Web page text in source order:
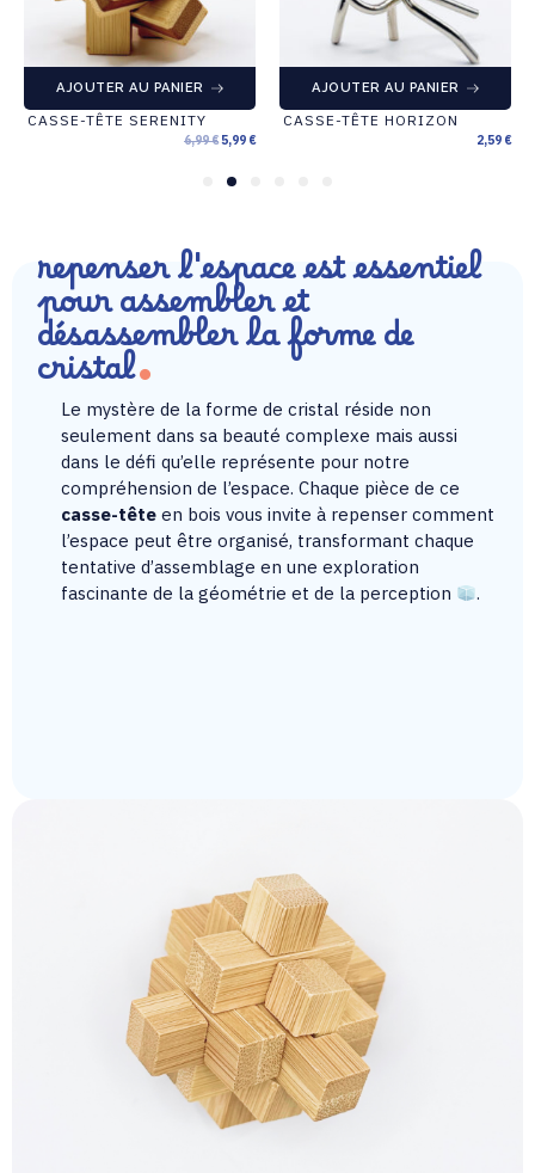
AJOUTER AU PANIER
CASSE-TÊTE SERENITY
6,99€5,99 €
AJOUTER AU PANIER
CASSE-TÊTE HORIZON
2,59 €
repenser l'espace est essentiel
pour assembler et
désassembler la forme de
cristal
Le mystère de la forme de cristal réside non
seulement dans sa beauté complexe mais aussi
dans le défi qu’elle représente pour notre
compréhension de l’espace. Chaque pièce de ce
casse-tête en bois vous invite à repenser comment
l’espace peut être organisé, transformant chaque
tentative d’assemblage en une exploration
fascinante de la géométrie et de la perception
.